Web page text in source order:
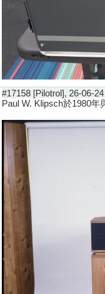
#17158 [Pilotrol], 26-06-
Paul W. Klipsch於1980年